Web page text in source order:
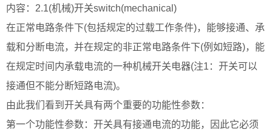
内容：2.1(机械)开关switch(mechanical)
在正常电路条件下(包括规定的过载工作条件)，能够接通、承
载和分断电流，并在规定的非正常电路条件下(例如短路)，能
在规定时间内承载电流的一种机械开关电器(注1：开关可以
接通但不能分断短路电流)。
由此我们看到开关具有两个重要的功能性参数：
第一个功能性参数：开关具有接通电流的功能，因此它必须